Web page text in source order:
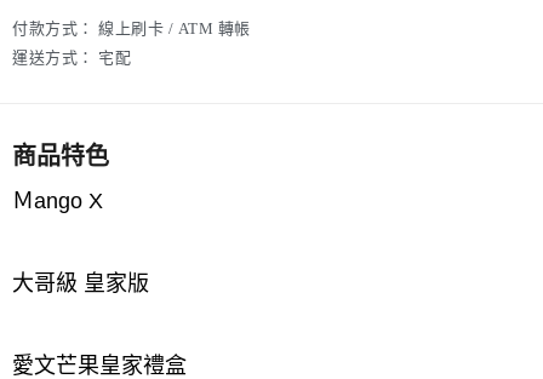
付款方式： 線上刷卡 / ATM 轉帳
運送方式：
宅配
商品特色
Ｍango X
大哥級 皇家版
愛文芒果皇家禮盒